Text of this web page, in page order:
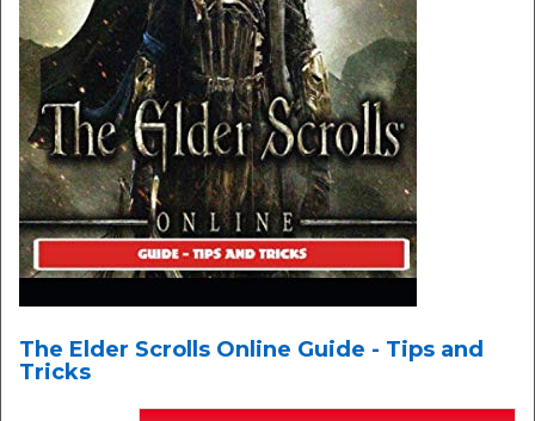
The Elder Scrolls Online Guide - Tips and
Tricks